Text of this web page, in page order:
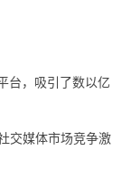
，吸引了数以亿
媒体市场竞争激